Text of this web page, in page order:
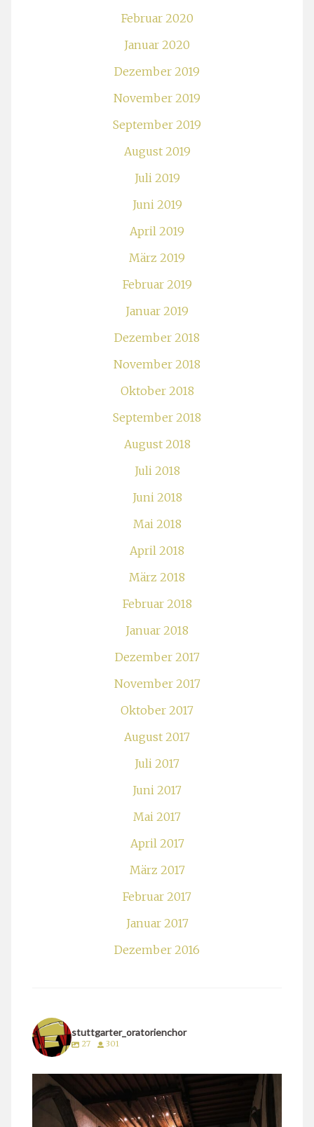
Februar 2020
Januar 2020
Dezember 2019
November 2019
September 2019
August 2019
Juli 2019
Juni 2019
April 2019
März 2019
Februar 2019
Januar 2019
Dezember 2018
November 2018
Oktober 2018
September 2018
August 2018
Juli 2018
Juni 2018
Mai 2018
April 2018
März 2018
Februar 2018
Januar 2018
Dezember 2017
November 2017
Oktober 2017
August 2017
Juli 2017
Juni 2017
Mai 2017
April 2017
März 2017
Februar 2017
Januar 2017
Dezember 2016
stuttgarter_oratorienchor
27 301
stuttgarter_oratorienchor
März 24